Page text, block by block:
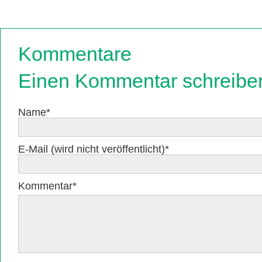
Kommentare
Einen Kommentar
Pflichtfeld
Name*
Pflichtfeld
E-Mail (wird nicht veröffentlicht)*
Pflichtfeld
Kommentar*